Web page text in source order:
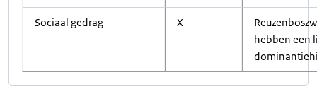
Sociaal gedrag X
hebben een